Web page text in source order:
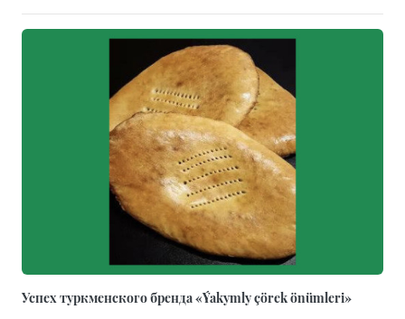
Успех туркменского бренда «Ýakymly çörek önümleri»